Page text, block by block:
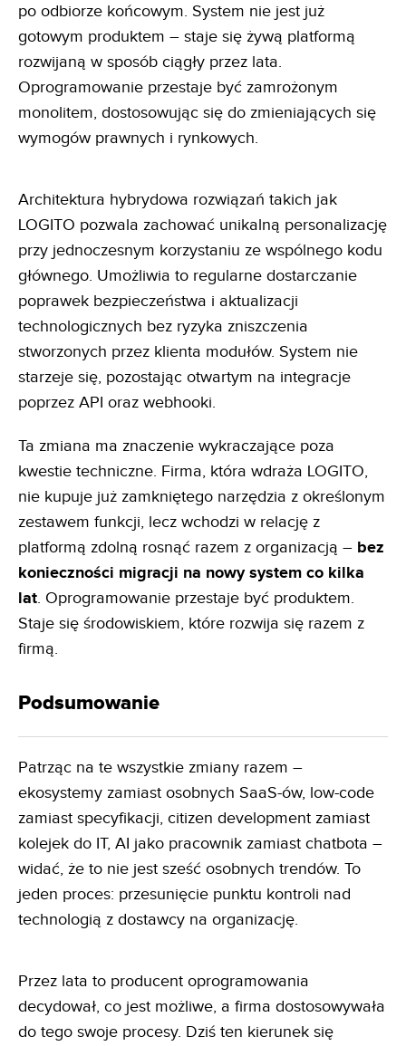
po odbiorze końcowym. System nie jest już
gotowym produktem – staje się żywą platformą
rozwijaną w sposób ciągły przez lata.
Oprogramowanie przestaje być zamrożonym
monolitem, dostosowując się do zmieniających się
wymogów prawnych i rynkowych.
Architektura hybrydowa rozwiązań takich jak
LOGITO pozwala zachować unikalną personalizację
przy jednoczesnym korzystaniu ze wspólnego kodu
głównego. Umożliwia to regularne dostarczanie
poprawek bezpieczeństwa i aktualizacji
technologicznych bez ryzyka zniszczenia
stworzonych przez klienta modułów. System nie
starzeje się, pozostając otwartym na integracje
poprzez API oraz webhooki.
Ta zmiana ma znaczenie wykraczające poza
kwestie techniczne. Firma, która wdraża LOGITO,
nie kupuje już zamkniętego narzędzia z określonym
zestawem funkcji, lecz wchodzi w relację z
platformą zdolną rosnąć razem z organizacją – bez
konieczności migracji na nowy system co kilka
lat. Oprogramowanie przestaje być produktem.
Staje się środowiskiem, które rozwija się razem z
firmą.
Podsumowanie
Patrząc na te wszystkie zmiany razem –
ekosystemy zamiast osobnych SaaS-ów, low-code
zamiast specyfikacji, citizen development zamiast
kolejek do IT, AI jako pracownik zamiast chatbota –
widać, że to nie jest sześć osobnych trendów. To
jeden proces: przesunięcie punktu kontroli nad
technologią z dostawcy na organizację.
Przez lata to producent oprogramowania
decydował, co jest możliwe, a firma dostosowywała
do tego swoje procesy. Dziś ten kierunek się